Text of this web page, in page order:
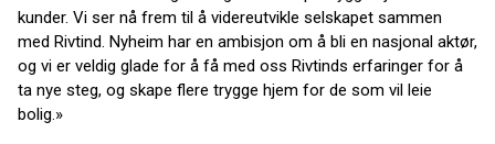
kunder. Vi ser nå frem til å videreutvikle selskapet sammen
med Rivtind. Nyheim har en ambisjon om å bli en nasjonal aktør,
og vi er veldig glade for å få med oss Rivtinds erfaringer for å
ta nye steg, og skape flere trygge hjem for de som vil leie
bolig.»